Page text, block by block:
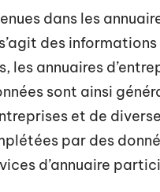
dans les
des
les annuaires
sont ainsi
et de
par des
d’annuaire